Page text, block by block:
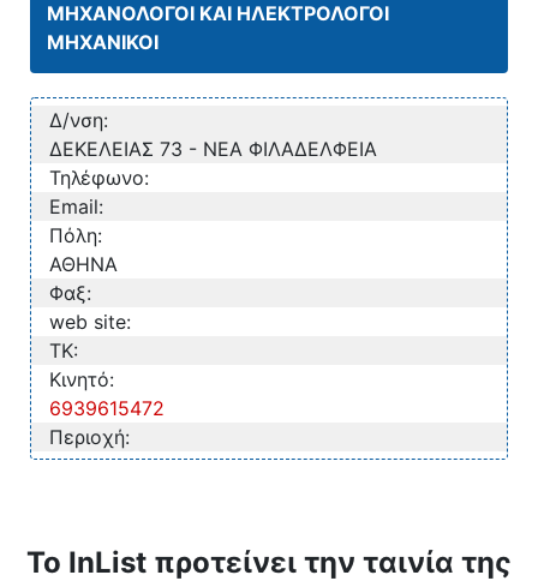
ΜΗΧΑΝΟΛΟΓΟΙ ΚΑΙ ΗΛΕΚΤΡΟΛΟΓΟΙ
ΜΗΧΑΝΙΚΟΙ
Δ/νση:
ΔΕΚΕΛΕΙΑΣ 73 - ΝΕΑ ΦΙΛΑΔΕΛΦΕΙΑ
Τηλέφωνο:
Email:
Πόλη:
ΑΘΗΝΑ
Φαξ:
web site:
TK:
Κινητό:
6939615472
Περιοχή:
Το InList προτείνει την ταινία της